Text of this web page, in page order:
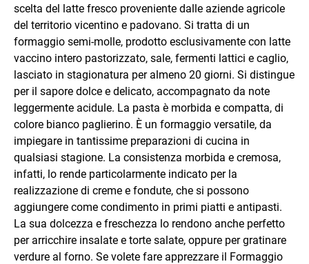
scelta del latte fresco proveniente dalle aziende agricole
del territorio vicentino e padovano. Si tratta di un
formaggio semi-molle, prodotto esclusivamente con latte
vaccino intero pastorizzato, sale, fermenti lattici e caglio,
lasciato in stagionatura per almeno 20 giorni. Si distingue
per il sapore dolce e delicato, accompagnato da note
leggermente acidule. La pasta è morbida e compatta, di
colore bianco paglierino. È un formaggio versatile, da
impiegare in tantissime preparazioni di cucina in
qualsiasi stagione. La consistenza morbida e cremosa,
infatti, lo rende particolarmente indicato per la
realizzazione di creme e fondute, che si possono
aggiungere come condimento in primi piatti e antipasti.
La sua dolcezza e freschezza lo rendono anche perfetto
per arricchire insalate e torte salate, oppure per gratinare
verdure al forno. Se volete fare apprezzare il Formaggio